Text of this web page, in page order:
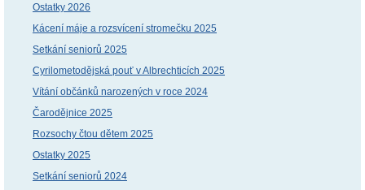
Ostatky 2026
Kácení máje a rozsvícení stromečku 2025
Setkání seniorů 2025
Cyrilometodějská pouť v Albrechticích 2025
Vítání občánků narozených v roce 2024
Čarodějnice 2025
Rozsochy čtou dětem 2025
Ostatky 2025
Setkání seniorů 2024